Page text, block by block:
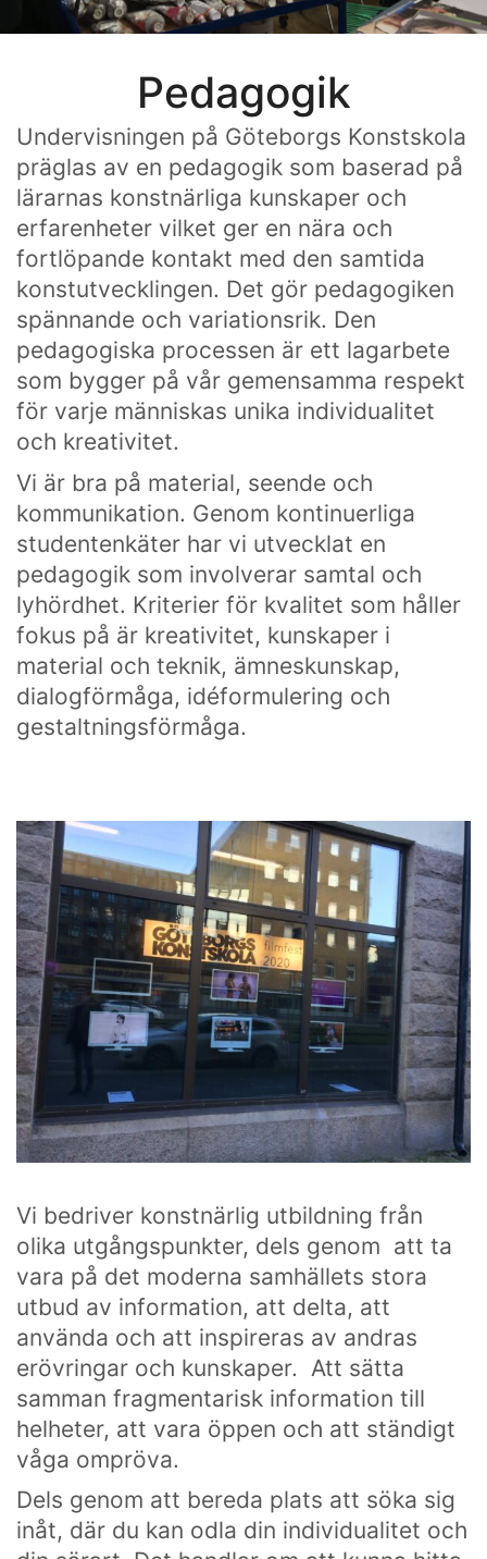
Pedagogik
Undervisningen på Göteborgs Konstskola
präglas av en pedagogik som baserad på
lärarnas konstnärliga kunskaper och
erfarenheter vilket ger en nära och
fortlöpande kontakt med den samtida
konstutvecklingen. Det gör pedagogiken
spännande och variationsrik. Den
pedagogiska processen är ett lagarbete
som bygger på vår gemensamma respekt
för varje människas unika individualitet
och kreativitet.
Vi är bra på material, seende och
kommunikation. Genom kontinuerliga
studentenkäter har vi utvecklat en
pedagogik som involverar samtal och
lyhördhet. Kriterier för kvalitet som håller
fokus på är kreativitet, kunskaper i
material och teknik, ämneskunskap,
dialogförmåga, idéformulering och
gestaltningsförmåga.
Vi bedriver konstnärlig utbildning från
olika utgångspunkter, dels genom att ta
vara på det moderna samhällets stora
utbud av information, att delta, att
använda och att inspireras av andras
erövringar och kunskaper. Att sätta
samman fragmentarisk information till
helheter, att vara öppen och att ständigt
våga ompröva.
Dels genom att bereda plats att söka sig
inåt, där du kan odla din individualitet och
Som en bra konstskola värnar vi om kreativ
subjektivitet.
Ett eget konstnärlig språk ger kraftfulla verktyg att
själv påverka framtiden.
HITTA OSS
Göteborgs konstskola
413 03 Göteborg, Sweden
KONTAKTA OSS
Telefon:+46 31 14 80 61
info@gbgkonstskola.se
Kontaktsida
VAD HÄNDER…
Följ oss på Facebook